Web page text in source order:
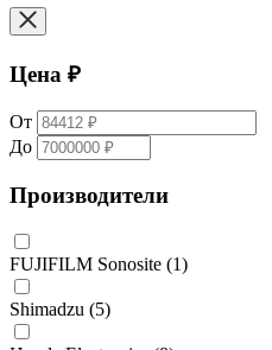
Цена ₽
От
До
Производители
FUJIFILM Sonosite (1)
Shimadzu (5)